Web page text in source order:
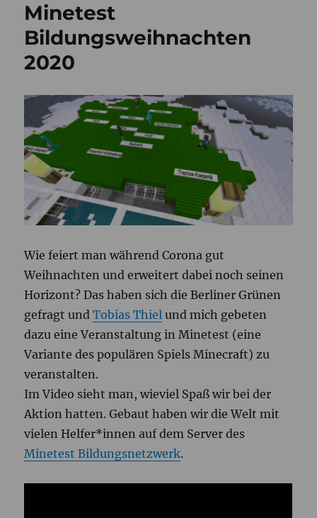
Minetest
Bildungsweihnachten
2020
Wie feiert man während Corona gut
Weihnachten und erweitert dabei noch seinen
Horizont? Das haben sich die Berliner Grünen
gefragt undTobias Thiel und mich gebeten
dazu eine Veranstaltung in Minetest (eine
Variante des populären Spiels Minecraft) zu
veranstalten.
Im Video sieht man, wieviel Spaß wir bei der
Aktion hatten. Gebaut haben wir die Welt mit
vielen Helfer*innen auf dem Server des
Minetest Bildungsnetzwerk.